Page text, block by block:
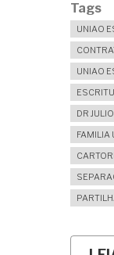
Tags
UNIAO
UNIAO
DR
FAMILIA